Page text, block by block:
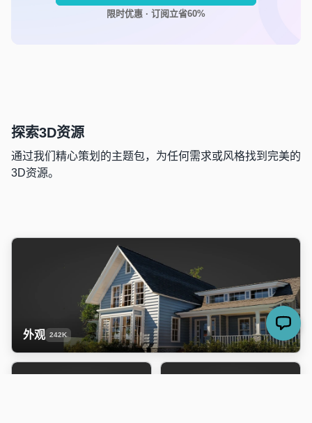
限时优惠 · 订阅立省60%
探索3D资源
通过我们精心策划的主题包，为任何需求或风格找到完美的
3D资源。
外观 242K